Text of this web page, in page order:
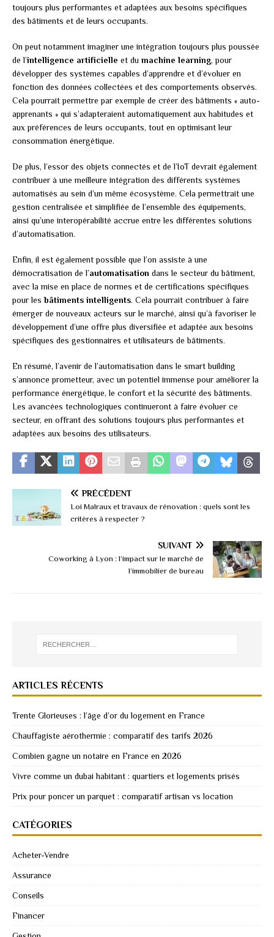
toujours plus performantes et adaptées aux besoins spécifiques
des bâtiments et de leurs occupants.
On peut notamment imaginer une intégration toujours plus poussée
de l’intelligence artificielle et du machine learning, pour
développer des systèmes capables d’apprendre et d’évoluer en
fonction des données collectées et des comportements observés.
Cela pourrait permettre par exemple de créer des bâtiments « auto-
apprenants » qui s’adapteraient automatiquement aux habitudes et
aux préférences de leurs occupants, tout en optimisant leur
consommation énergétique.
De plus, l’essor des objets connectés et de l’IoT devrait également
contribuer à une meilleure intégration des différents systèmes
automatisés au sein d’un même écosystème. Cela permettrait une
gestion centralisée et simplifiée de l’ensemble des équipements,
ainsi qu’une interopérabilité accrue entre les différentes solutions
d’automatisation.
Enfin, il est également possible que l’on assiste à une
démocratisation de l’automatisation dans le secteur du bâtiment,
avec la mise en place de normes et de certifications spécifiques
pour lesbâtiments intelligents. Cela pourrait contribuer à faire
émerger de nouveaux acteurs sur le marché, ainsi qu’à favoriser le
développement d’une offre plus diversifiée et adaptée aux besoins
spécifiques des gestionnaires et utilisateurs de bâtiments.
En résumé, l’avenir de l’automatisation dans le smart building
s’annonce prometteur, avec un potentiel immense pour améliorer la
performance énergétique, le confort et la sécurité des bâtiments.
Les avancées technologiques continueront à faire évoluer ce
secteur, en offrant des solutions toujours plus performantes et
adaptées aux besoins des utilisateurs.
PRÉCÉDENT
Loi Malraux et travaux de rénovation : quels sont les
critères à respecter ?
SUIVANT
Coworking à Lyon : l’impact sur le marché de
l’immobilier de bureau
ARTICLES RÉCENTS
Trente Glorieuses : l’âge d’or du logement en France
Chauffagiste aérothermie : comparatif des tarifs 2026
Combien gagne un notaire en France en 2026
Vivre comme un dubai habitant : quartiers et logements prisés
Prix pour poncer un parquet : comparatif artisan vs location
CATÉGORIES
Acheter-Vendre
Assurance
Conseils
Financer